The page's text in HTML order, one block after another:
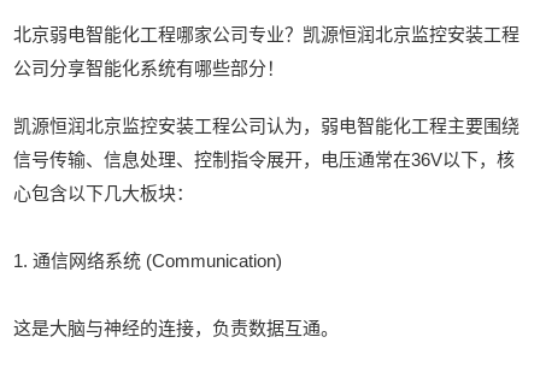
北京弱电智能化工程哪家公司专业？凯源恒润北京监控安装工程
公司分享智能化系统有哪些部分！
凯源恒润北京监控安装工程公司认为，弱电智能化工程主要围绕
信号传输、信息处理、控制指令展开，电压通常在36V以下，核
心包含以下几大板块：
1. 通信网络系统 (Communication)
这是大脑与神经的连接，负责数据互通。